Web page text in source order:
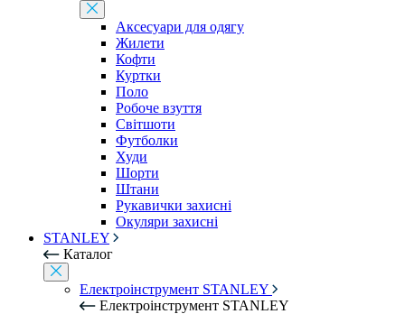
Аксесуари для одягу
Жилети
Кофти
Куртки
Поло
Робоче взуття
Світшоти
Футболки
Худи
Шорти
Штани
Рукавички захисні
Окуляри захисні
STANLEY
Каталог
Електроінструмент STANLEY
Електроінструмент STANLEY